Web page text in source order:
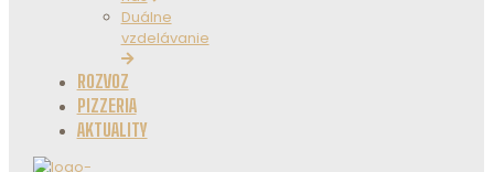
Duálne
vzdelávanie
ROZVOZ
PIZZERIA
AKTUALITY